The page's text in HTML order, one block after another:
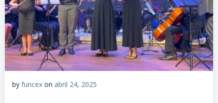
by funcex on abril 24, 2025